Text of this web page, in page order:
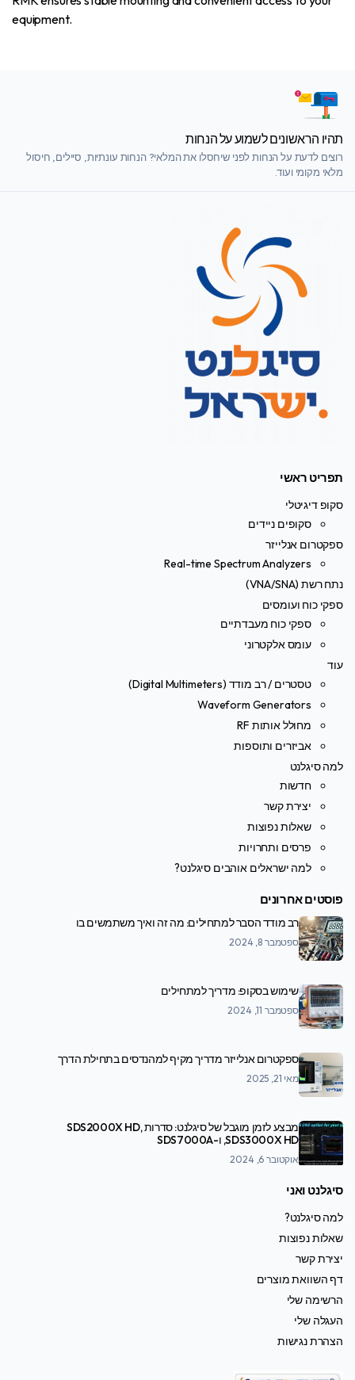
equipment.
תהיו הראשונים לשמוע על הנחות
רוצים לדעת על הנחות לפני שיחסלו את המלאי? הנחות עונתיות, סיילים, חיסול
מלאי מקומי ועוד.
תפריט ראשי
סקופ דיגיטלי
סקופים ניידים
ספקטרום אנלייזר
Real-time Spectrum Analyzers
נתח רשת (VNA/SNA)
ספקי כוח ועומסים
ספקי כוח מעבדתיים
עומס אלקטרוני
עוד
טסטרים / רב מודד (Digital Multimeters)
Waveform Generators
מחולל אותות RF
אביזרים ותוספות
למה סיגלנט
חדשות
יצירת קשר
שאלות נפוצות
פרסים ותחרויות
למה ישראלים אוהבים סיגלנט?
פוסטים אחרונים
רב מודד הסבר למתחילים: מה זה ואיך משתמשים בו
ספטמבר 8, 2024
שימוש בסקופ: מדריך למתחילים
ספטמבר 11, 2024
ספקטרום אנלייזר מדריך מקיף למהנדסים בתחילת הדרך
מאי 21, 2025
מבצע לזמן מוגבל של סיגלנט: סדרות SDS2000X HD,
SDS3000X HD, ו-SDS7000A
אוקטובר 6, 2024
סיגלנט ואני
למה סיגלנט?
שאלות נפוצות
יצירת קשר
דף השוואת מוצרים
הרשימה שלי
העגלה שלי
הצהרת נגישות